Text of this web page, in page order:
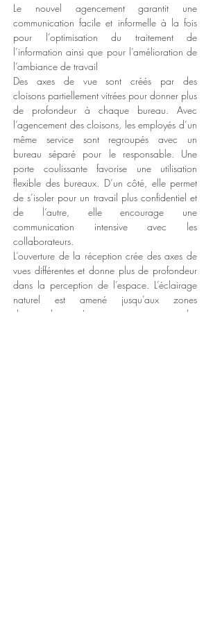
Le nouvel agencement garantit une
communication facile et informelle à la fois
pour l’optimisation du traitement de
l’information ainsi que pour l’amélioration de
l’ambiance de travail
Des axes de vue sont créés par des
cloisons partiellement vitrées pour donner plus
de profondeur à chaque bureau. Avec
l’agencement des cloisons, les employés d’un
même service sont regroupés avec un
bureau séparé pour le responsable. Une
porte coulissante favorise une utilisation
flexible des bureaux. D’un côté, elle permet
de s’isoler pour un travail plus confidentiel et
de l’autre, elle encourage une
communication intensive avec les
collaborateurs.
L’ouverture de la réception crée des axes de
vues différentes et donne plus de profondeur
dans la perception de l’espace. L’éclairage
naturel est amené jusqu’aux zones
de circulation. La semi transparence des